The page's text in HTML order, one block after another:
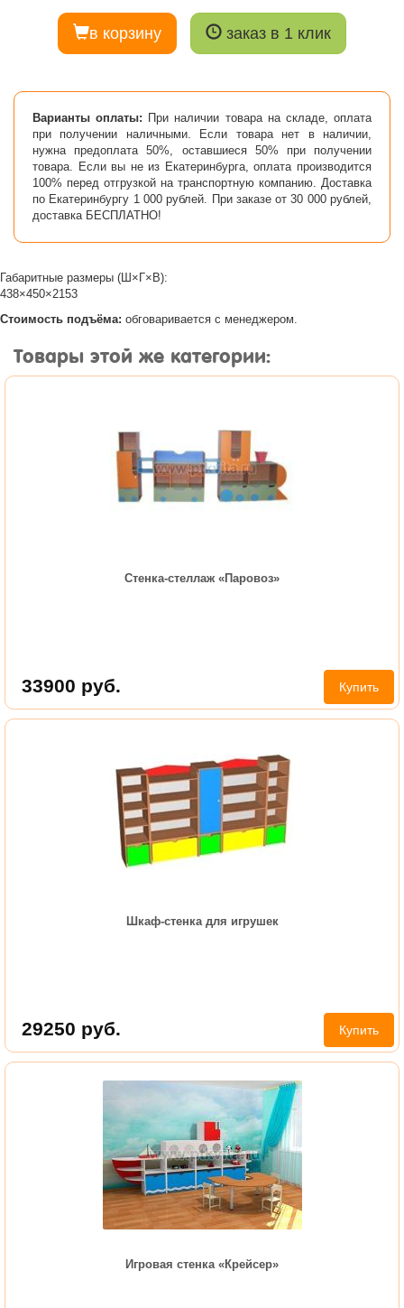
в корзину заказ в 1 клик
Варианты оплаты: При наличии товара на складе, оплата
при получении наличными. Если товара нет в наличии,
нужна предоплата 50%, оставшиеся 50% при получении
товара. Если вы не из Екатеринбурга, оплата производится
100% перед отгрузкой на транспортную компанию. Доставка
по Екатеринбургу 1 000 рублей. При заказе от 30 000 рублей,
доставка БЕСПЛАТНО!
Габаритные размеры (Ш×Г×В):
438×450×2153
Стоимость подъёма: обговаривается с менеджером.
Товары этой же категории:
Стенка-стеллаж «Паровоз»
33900 руб. Купить
Шкаф-стенка для игрушек
29250 руб. Купить
Игровая стенка «Крейсер»